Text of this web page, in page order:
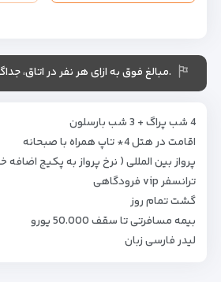
.مبالغ فوق به ازای هر نفر در اتاق،
4 شب پراگ + 3 شب بارسلون
اقامت در هتل 4* تاپ همراه با صبحانه
پرواز بین المللی ( نرخ پرواز به پکیج
ترانسفر vip فرودگاهی
گشت تمام روز
بیمه مسافرتی تا سقف 50.000 یورو
لیدر فارسی زبان